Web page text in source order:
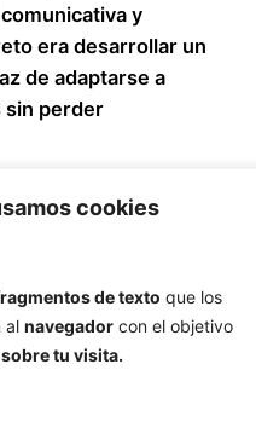
cookies
de texto que los
al navegador con el objetivo
tu visita.
y
era desarrollar un
de adaptarse a
sin perder
redes sociales,
dirección visual